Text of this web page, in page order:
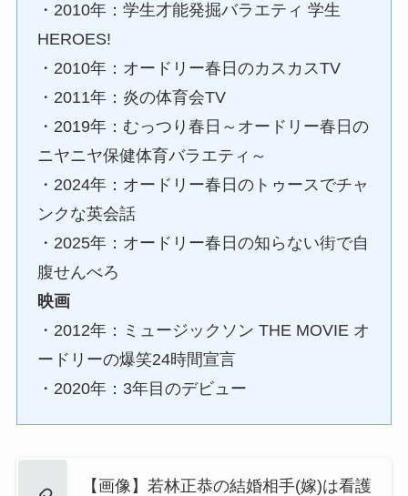
・2010年：学生才能発掘バラエティ 学生
HEROES!
・2010年：オードリー春日のカスカスTV
・2011年：炎の体育会TV
・2019年：むっつり春日～オードリー春日の
ニヤニヤ保健体育バラエティ～
・2024年：オードリー春日のトゥースでチャ
ンクな英会話
・2025年：オードリー春日の知らない街で自
腹せんべろ
映画
・2012年：ミュージックソン THE MOVIE オ
ードリーの爆笑24時間宣言
・2020年：3年目のデビュー
【画像】若林正恭の結婚相手(嫁)は看護